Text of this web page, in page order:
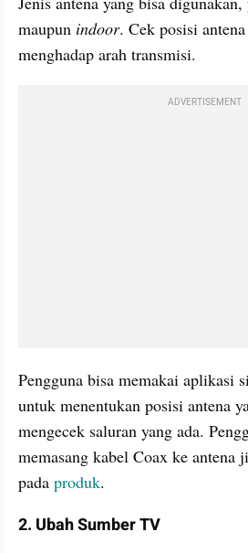
maupun indoor. Cek posisi
menghadap arah transmisi.
ADVERTISEMENT
Pengguna bisa memakai aplikasi
untuk menentukan posisi antena
mengecek saluran yang ada.
memasang kabel Coax ke antena
pada produk.
2. Ubah Sumber TV